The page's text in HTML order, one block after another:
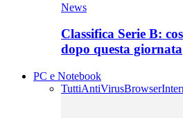
News
Classifica Serie B:
dopo questa giornata
PC e Notebook
TuttiAntiVirusBrowser